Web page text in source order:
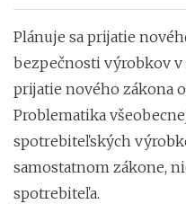
Plánuje sa prijatie
bezpečnosti výrobkov v
prijatie nového zákona
Problematika
spotrebiteľských
samostatnom zákone,
spotrebiteľa.